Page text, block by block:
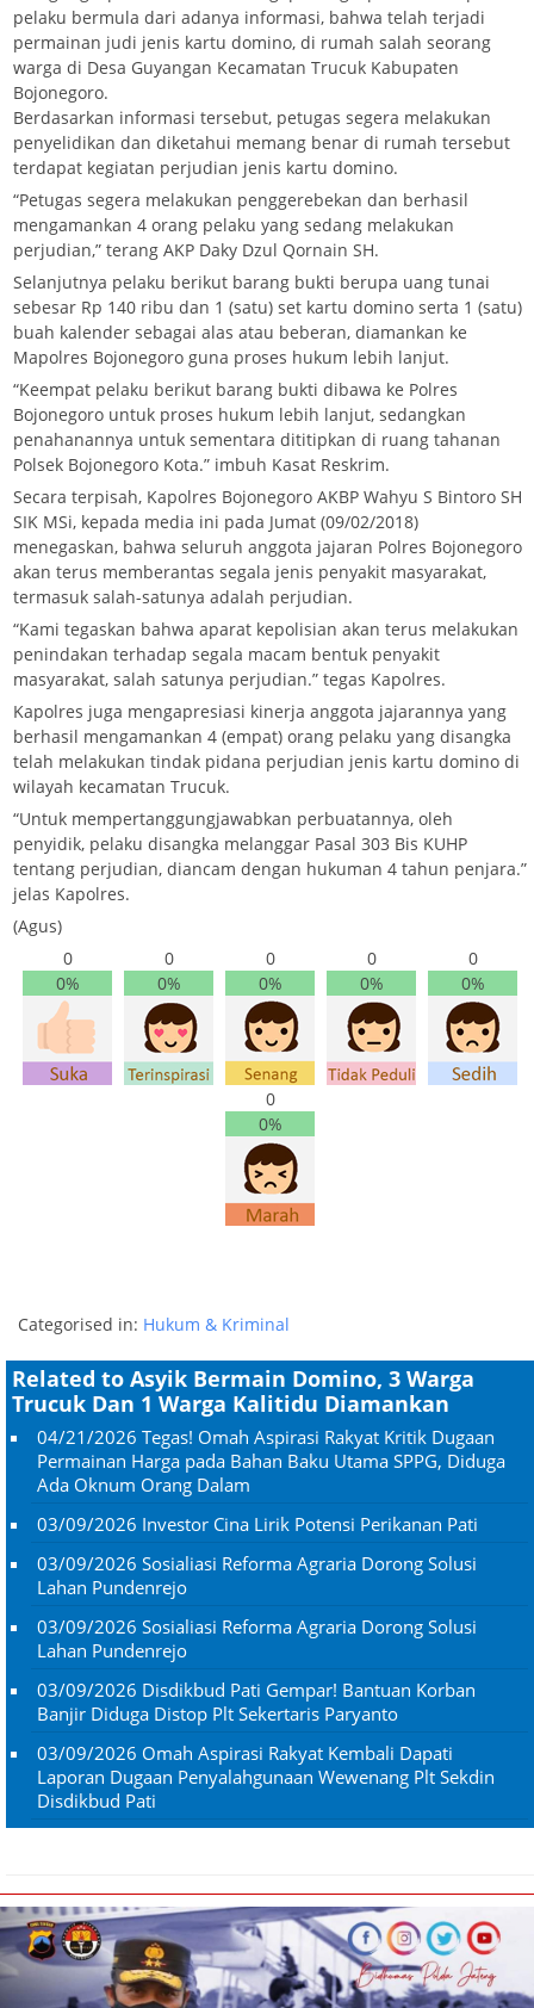
pelaku bermula dari adanya informasi, bahwa telah terjadi
permainan judi jenis kartu domino, di rumah salah seorang
warga di Desa Guyangan Kecamatan Trucuk Kabupaten
Bojonegoro.
Berdasarkan informasi tersebut, petugas segera melakukan
penyelidikan dan diketahui memang benar di rumah tersebut
terdapat kegiatan perjudian jenis kartu domino.
“Petugas segera melakukan penggerebekan dan berhasil
mengamankan 4 orang pelaku yang sedang melakukan
perjudian,” terang AKP Daky Dzul Qornain SH.
Selanjutnya pelaku berikut barang bukti berupa uang tunai
sebesar Rp 140 ribu dan 1 (satu) set kartu domino serta 1 (satu)
buah kalender sebagai alas atau beberan, diamankan ke
Mapolres Bojonegoro guna proses hukum lebih lanjut.
“Keempat pelaku berikut barang bukti dibawa ke Polres
Bojonegoro untuk proses hukum lebih lanjut, sedangkan
penahanannya untuk sementara dititipkan di ruang tahanan
Polsek Bojonegoro Kota.” imbuh Kasat Reskrim.
Secara terpisah, Kapolres Bojonegoro AKBP Wahyu S Bintoro SH
SIK MSi, kepada media ini pada Jumat (09/02/2018)
menegaskan, bahwa seluruh anggota jajaran Polres Bojonegoro
akan terus memberantas segala jenis penyakit masyarakat,
termasuk salah-satunya adalah perjudian.
“Kami tegaskan bahwa aparat kepolisian akan terus melakukan
penindakan terhadap segala macam bentuk penyakit
masyarakat, salah satunya perjudian.” tegas Kapolres.
Kapolres juga mengapresiasi kinerja anggota jajarannya yang
berhasil mengamankan 4 (empat) orang pelaku yang disangka
telah melakukan tindak pidana perjudian jenis kartu domino di
wilayah kecamatan Trucuk.
“Untuk mempertanggungjawabkan perbuatannya, oleh
penyidik, pelaku disangka melanggar Pasal 303 Bis KUHP
tentang perjudian, diancam dengan hukuman 4 tahun penjara.”
jelas Kapolres.
(Agus)
0
0%
0
0%
0
0%
0
0%
0
0%
0
0%
Categorised in: Hukum & Kriminal
Related to Asyik Bermain Domino, 3 Warga
Trucuk Dan 1 Warga Kalitidu Diamankan
04/21/2026 Tegas! Omah Aspirasi Rakyat Kritik Dugaan
Permainan Harga pada Bahan Baku Utama SPPG, Diduga
Ada Oknum Orang Dalam
03/09/2026 Investor Cina Lirik Potensi Perikanan Pati
03/09/2026 Sosialiasi Reforma Agraria Dorong Solusi
Lahan Pundenrejo
03/09/2026 Sosialiasi Reforma Agraria Dorong Solusi
Lahan Pundenrejo
03/09/2026 Disdikbud Pati Gempar! Bantuan Korban
Banjir Diduga Distop Plt Sekertaris Paryanto
03/09/2026 Omah Aspirasi Rakyat Kembali Dapati
Laporan Dugaan Penyalahgunaan Wewenang Plt Sekdin
Disdikbud Pati